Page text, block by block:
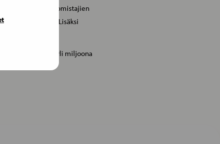
ja niiden omistajien
valikoiman. Lisäksi
162 työntekijää, yli miljoona